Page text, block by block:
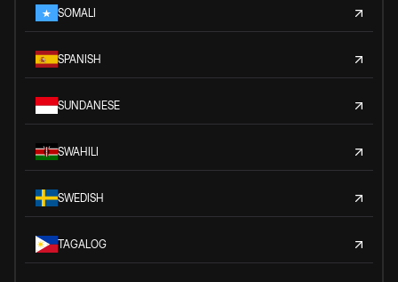
SOMALI
SPANISH
SUNDANESE
SWAHILI
SWEDISH
TAGALOG